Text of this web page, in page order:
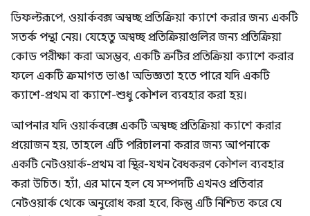
ডিফল্টরূপে, ওয়ার্কবক্স অস্বচ্ছ প্রতিক্রিয়া ক্যাশে করার জন্য একটি
সতর্ক পন্থা নেয়। যেহেতু অস্বচ্ছ প্রতিক্রিয়াগুলির জন্য প্রতিক্রিয়া
কোড পরীক্ষা করা অসম্ভব, একটি ত্রুটির প্রতিক্রিয়া ক্যাশে করার
ফলে একটি ক্রমাগত ভাঙা অভিজ্ঞতা হতে পারে যদি একটি
ক্যাশে-প্রথম বা ক্যাশে-শুধু কৌশল ব্যবহার করা হয়।
আপনার যদি ওয়ার্কবক্সে একটি অস্বচ্ছ প্রতিক্রিয়া ক্যাশে করার
প্রয়োজন হয়, তাহলে এটি পরিচালনা করার জন্য আপনাকে
একটি নেটওয়ার্ক-প্রথম বা স্থির-যখন বৈধকরণ কৌশল ব্যবহার
করা উচিত। হ্যাঁ, এর মানে হল যে সম্পদটি এখনও প্রতিবার
নেটওয়ার্ক থেকে অনুরোধ করা হবে, কিন্তু এটি নিশ্চিত করে যে